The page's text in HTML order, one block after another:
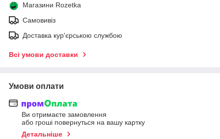
Магазини Rozetka
Самовивіз
Доставка кур'єрською службою
Всі умови доставки
Умови оплати
Ви отримаєте замовлення
або гроші повернуться на вашу картку
Детальніше